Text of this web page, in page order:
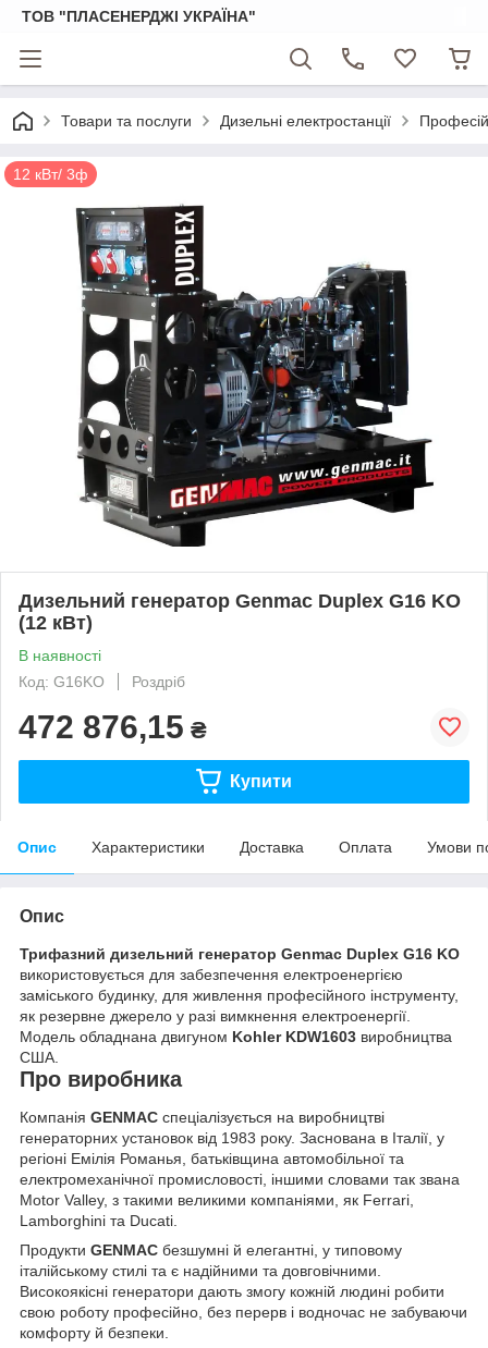
ТОВ "ПЛАСЕНЕРДЖІ УКРАЇНА"
Товари та послуги Дизельні електростанції
12 кВт/ 3ф
Дизельний генератор Genmac Duplex G16 KO
(12 кВт)
В наявності
Код: G16KO
Роздріб
472 876,15 ₴
Купити
Опис Характеристики Доставка Оплата Умови
Опис
Трифазний дизельний генератор Genmac Duplex G16 KO
використовується для забезпечення електроенергією
заміського будинку, для живлення професійного інструменту,
як резервне джерело у разі вимкнення електроенергії.
Модель обладнана двигуном Kohler KDW1603 виробництва
США.
Про виробника
Компанія GENMAC спеціалізується на виробництві
генераторних установок від 1983 року. Заснована в Італії, у
регіоні Емілія Романья, батьківщина автомобільної та
електромеханічної промисловості, іншими словами так звана
Motor Valley, з такими великими компаніями, як Ferrari,
Lamborghini та Ducati.
Продукти GENMAC безшумні й елегантні, у типовому
італійському стилі та є надійними та довговічними.
Високоякісні генератори дають змогу кожній людині робити
свою роботу професійно, без перерв і водночас не забуваючи
комфорту й безпеки.